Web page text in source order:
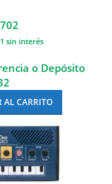
sin interés
o Depósito
AL CARRITO